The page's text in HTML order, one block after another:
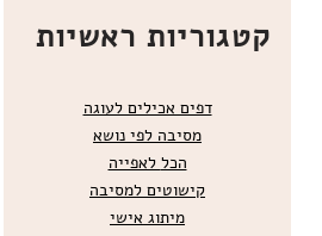
קטגוריות ראשיות
דפים אכילים לעוגה
מסיבה לפי נושא
הכל לאפייה
קישוטים למסיבה
מיתוג אישי